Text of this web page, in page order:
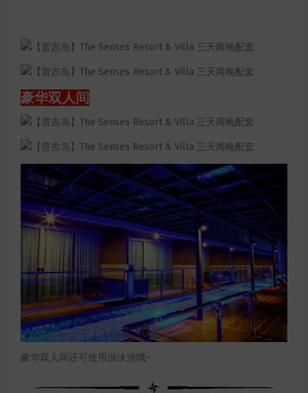
豪华双人间
豪华双人间还可使用游泳池哦~